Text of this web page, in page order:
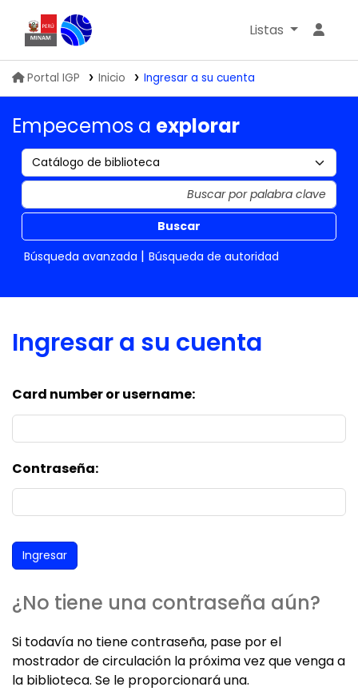
Biblioteca IGP
Listas
Portal IGP Inicio Ingresar a su cuenta
Empecemos a explorar
Buscar
Búsqueda avanzada
Búsqueda de autoridad
Ingresar a su cuenta
Card number or username:
Contraseña:
¿No tiene una contraseña aún?
Si todavía no tiene contraseña, pase por el
mostrador de circulación la próxima vez que venga a
la biblioteca. Se le proporcionará una.